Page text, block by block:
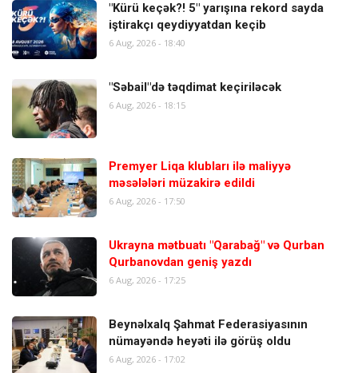
"Kürü keçək?! 5" yarışına rekord sayda
iştirakçı qeydiyyatdan keçib
6 Aug, 2026 - 18:40
"Səbail"də təqdimat keçiriləcək
6 Aug, 2026 - 18:15
Premyer Liqa klubları ilə maliyyə
məsələləri müzakirə edildi
6 Aug, 2026 - 17:50
Ukrayna mətbuatı "Qarabağ" və Qurban
Qurbanovdan geniş yazdı
6 Aug, 2026 - 17:25
Beynəlxalq Şahmat Federasiyasının
nümayəndə heyəti ilə görüş oldu
6 Aug, 2026 - 17:02